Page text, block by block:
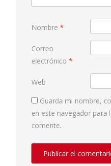
Nombre *
Correo
electrónico *
Web
Guarda mi nombre,
en este navegador para
comente.